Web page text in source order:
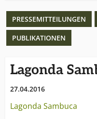
Borco-Marken mit
„International Wine &
Erfolgsrezept:
richtige Strategie.
1948 wurde BORCO
gegründet. Eine
Neugründung von
Anfang an zu 100 % im
ist das Unternehmen
PRESSEMITTEILUNGEN
PUBLIKATIONEN
Lagonda
27.04.2016
Lagonda Sambuca